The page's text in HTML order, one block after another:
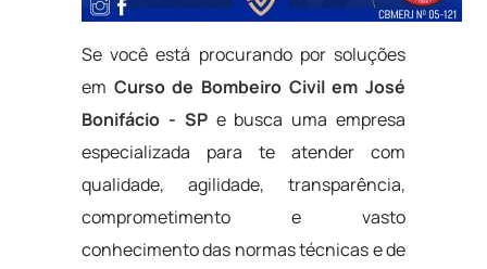
Se você está procurando por soluções
em Curso de Bombeiro Civil em José
Bonifácio - SP e busca uma empresa
especializada para te atender com
qualidade, agilidade, transparência,
comprometimento e vasto
conhecimento das normas técnicas e de